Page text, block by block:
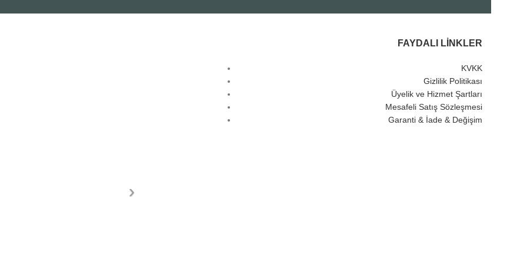
FAYDALI LINKLER
KVKK
Gizlilik Politikası
Üyelik ve Hizmet Şartları
Mesafeli Satış Sözleşmesi
Garanti & İade & Değişim